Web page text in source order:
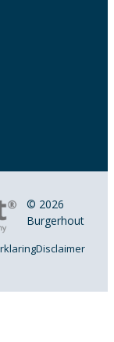
© 2026
Burgerhout
Disclaimer